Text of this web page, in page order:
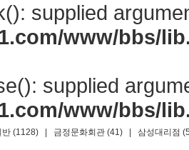
supplied
www/bbs/
supplied
www/bbs/
반 (1128) 금정문화회관 (41)
삼성대리점